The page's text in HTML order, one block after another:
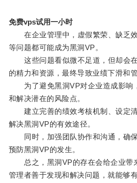
免费vps试用一小时
在企业管理中，虚假繁荣、缺乏
等问题都可能成为黑洞VP。
这些问题看似微不足道，但却会在
的精力和资源，最终导致业绩下滑和管
为了避免黑洞VP对企业造成影响
和解决潜在的风险点。
建立完善的绩效考核机制、设定清
解决黑洞VP的有效途径。
同时，加强团队协作和沟通，确保
预防黑洞VP的发生。
总之，黑洞VP的存在会给企业带
管理者善于发现和解决问题，就能够